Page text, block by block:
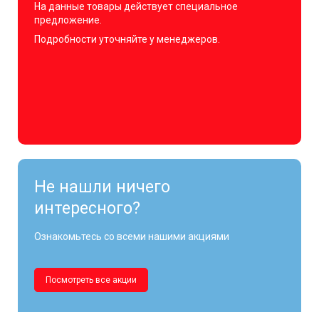
На данные товары действует специальное
предложение.
Подробности уточняйте у менеджеров.
Не нашли ничего
интересного?
Ознакомьтесь со всеми нашими акциями
Посмотреть все акции